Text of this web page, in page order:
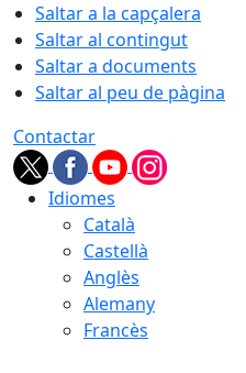
Saltar a la capçalera
Saltar al contingut
Saltar a documents
Saltar al peu de pàgina
Contactar
Idiomes
Català
Castellà
Anglès
Alemany
Francès